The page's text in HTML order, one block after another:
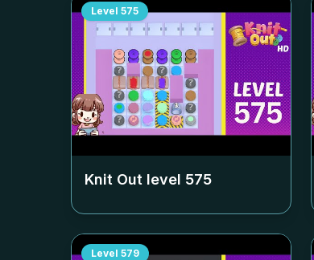
Level 575
Knit Out level 575
Level 579